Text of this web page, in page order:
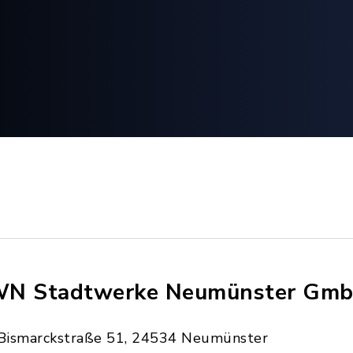
Stadtwerke Neumünster
51, 24534 Neumünster